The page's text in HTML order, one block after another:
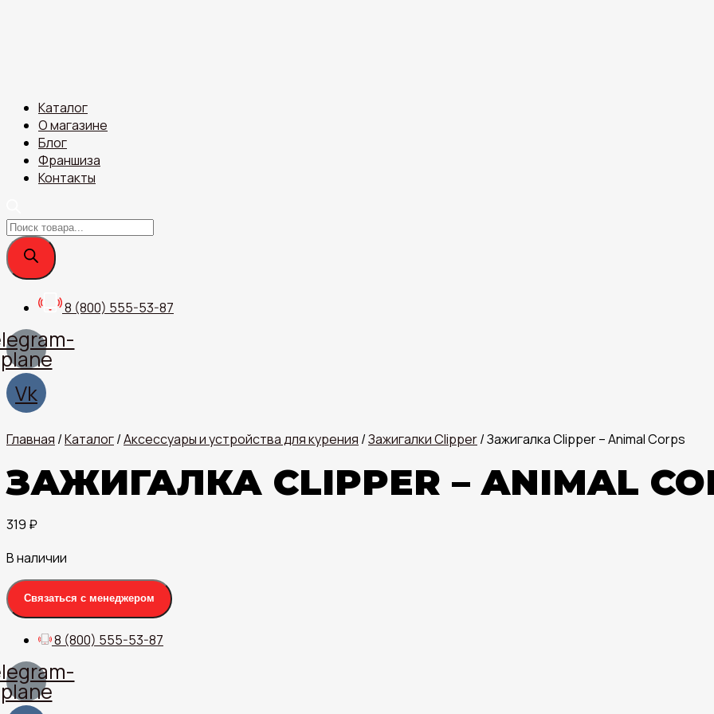
Каталог
О магазине
Блог
Франшиза
Контакты
Поиск
товаров
8 (800) 555-53-87
plane
Vk
Главная /Каталог/Аксессуары и устройства для курения /Зажигалки Clipper/ Зажигалка Clipper – Animal Corps
ЗАЖИГАЛКА CLIPPER – ANIMAL
319 ₽
В наличии
Связаться с менеджером
8 (800) 555-53-87
plane